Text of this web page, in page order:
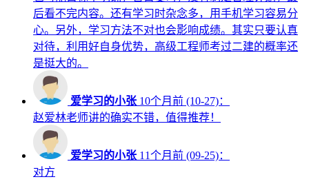
后看不完内容。还有学习时杂念多，用手机学习容易分
心。另外，学习方法不对也会影响成绩。其实只要认真
对待，利用好自身优势，高级工程师考过二建的概率还
是挺大的。
爱学习的小张 10个月前 (10-27)：
赵爱林老师讲的确实不错，值得推荐！
爱学习的小张 11个月前 (09-25)：
对方